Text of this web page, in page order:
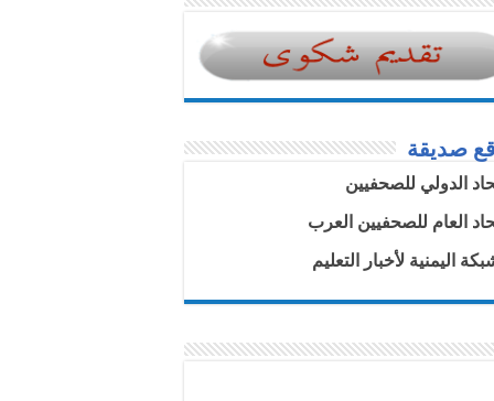
صديقة
الدولي للصحفيين
العام للصحفيين العرب
اليمنية لأخبار التعليم